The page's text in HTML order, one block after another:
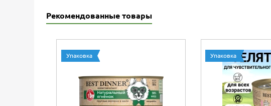
Рекомендованные товары
Упаковка Упаковка